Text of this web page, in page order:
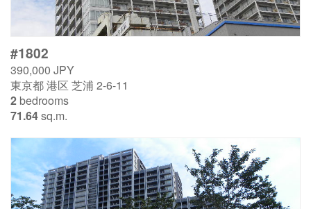
#1802
390,000 JPY
東京都 港区 芝浦 2-6-11
2 bedrooms
71.64sq.m.